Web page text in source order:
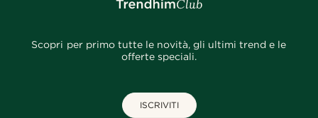
Scopri per primo tutte le novità, gli ultimi trend e le
offerte speciali.
ISCRIVITI